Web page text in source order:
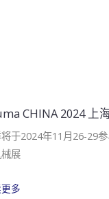
CHINA 2024 上
于2024年11月26-29
展
多